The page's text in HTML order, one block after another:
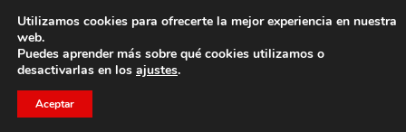
Curso de chino
¿Quieres aprender chino? ¡Aprende de los mejores! Nuestros
profesores nativos te enseñarán chino desde lo más básico
hasta lo más avanzado, como aprender a leer y escribir
hangeul.
Utilizamos cookies para ofrecerte la mejor experiencia en nuestra
web.
Puedes aprender más sobre qué cookies utilizamos o
desactivarlas en los ajustes.
Aceptar